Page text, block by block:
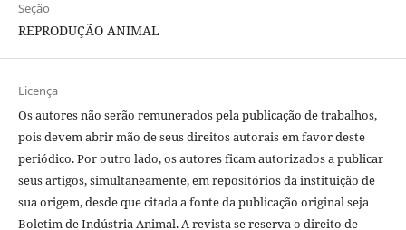
Seção
REPRODUÇÃO ANIMAL
Licença
Os autores não serão remunerados pela publicação de trabalhos,
pois devem abrir mão de seus direitos autorais em favor deste
periódico. Por outro lado, os autores ficam autorizados a publicar
seus artigos, simultaneamente, em repositórios da instituição de
sua origem, desde que citada a fonte da publicação original seja
Boletim de Indústria Animal. A revista se reserva o direito de